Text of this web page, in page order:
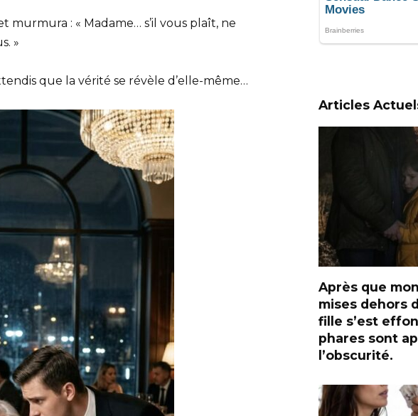
murmura : « Madame… s’il vous plaît, ne
»
que la vérité se révèle d’elle-même…
Articles
Après que
mises dehors
fille s’est
phares sont
l’obscurité.